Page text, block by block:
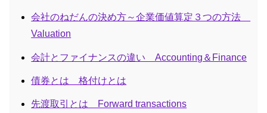
会社のねだんの決め方～企業価値算定３つの方法
Valuation
会計とファイナンスの違い Accounting＆Finance
債券とは 格付けとは
先渡取引とは Forward transactions